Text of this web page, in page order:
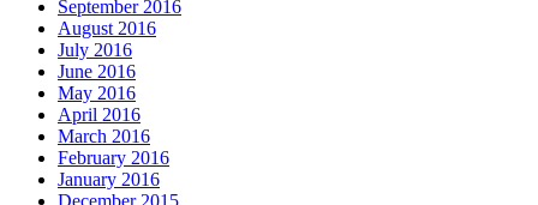
September 2016
August 2016
July 2016
June 2016
May 2016
April 2016
March 2016
February 2016
January 2016
December 2015